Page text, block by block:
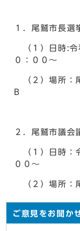
１．尾鷲市長選
（１）日時:令
０：００～
（２）場所：
B
２．尾鷲市議会
（１）日時：
００～
（２）場所：
ご意見をお聞か